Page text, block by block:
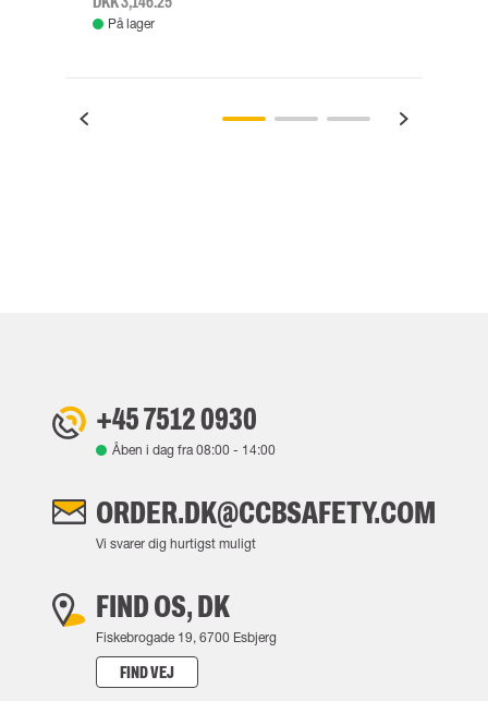
På lager
+45 7512 0930
Åben i dag fra08:00 - 14:00
ORDER.DK@CCBSAFETY.COM
Vi svarer dig hurtigst muligt
FIND OS, DK
Fiskebrogade 19, 6700 Esbjerg
FIND VEJ